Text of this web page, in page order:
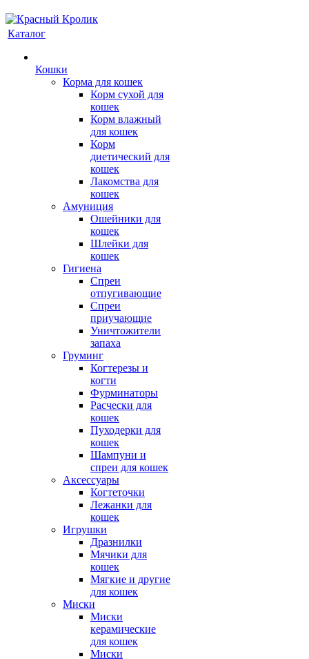
Каталог
Кошки
Корма для кошек
Корм сухой для
кошек
Корм влажный
для кошек
Корм
диетический для
кошек
Лакомства для
кошек
Амуниция
Ошейники для
кошек
Шлейки для
кошек
Гигиена
Спреи
отпугивающие
Спреи
приучающие
Уничтожители
запаха
Груминг
Когтерезы и
когти
Фурминаторы
Расчески для
кошек
Пуходерки для
кошек
Шампуни и
спреи для кошек
Аксессуары
Когтеточки
Лежанки для
кошек
Игрушки
Дразнилки
Мячики для
кошек
Мягкие и другие
для кошек
Миски
Миски
керамические
для кошек
Миски